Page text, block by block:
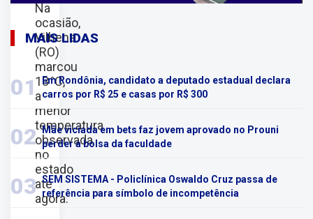
Na
ocasião,
Vilhena
(RO)
marcou
13 °C,
a
menor
temperatura
observada
no
estado
até
agora.
MAIS LIDAS
01
Em Rondônia, candidato a deputado estadual declara
carros por R$ 25 e casas por R$ 300
02 Mãe viciada em bets faz jovem aprovado no Prouni
perder a bolsa da faculdade
03 SEM SISTEMA - Policlínica Oswaldo Cruz passa de
referência para símbolo de incompetência